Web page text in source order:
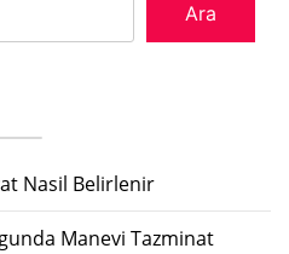
Ara
Nasil Belirlenir
Manevi Tazminat